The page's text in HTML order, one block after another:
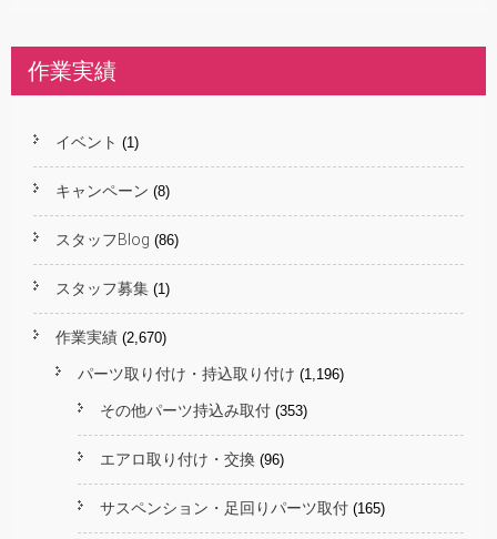
作業実績
イベント (1)
キャンペーン (8)
スタッフBlog (86)
スタッフ募集 (1)
作業実績 (2,670)
パーツ取り付け・持込取り付け (1,196)
その他パーツ持込み取付 (353)
エアロ取り付け・交換 (96)
サスペンション・足回りパーツ取付 (165)